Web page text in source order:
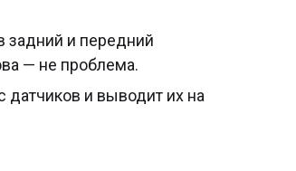
задний и передний
— не проблема.
датчиков и выводит их на